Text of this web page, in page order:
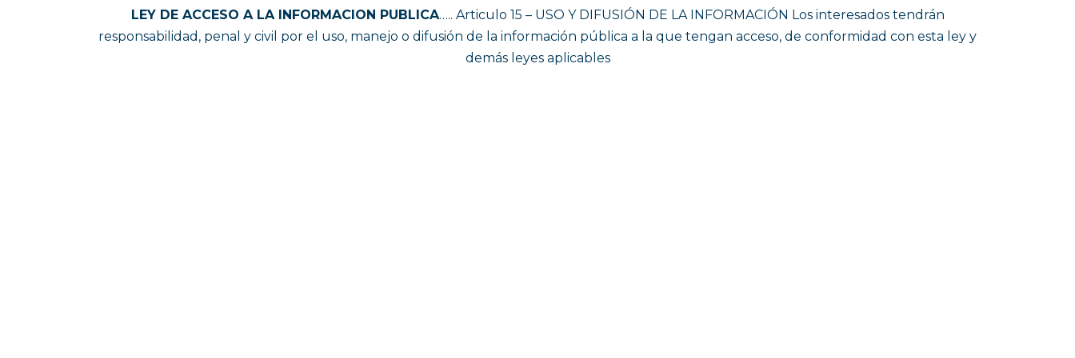
LEY DE ACCESO A LA INFORMACION PUBLICA….. Articulo 15 – USO Y DIFUSIÓN DE LA INFORMACIÓN Los interesados tendrán
responsabilidad, penal y civil por el uso, manejo o difusión de la información pública a la que tengan acceso, de conformidad con esta ley y
demás leyes aplicables